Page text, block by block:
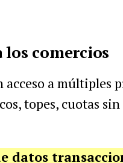
comercios
a múltiples
topes, cuotas
datos